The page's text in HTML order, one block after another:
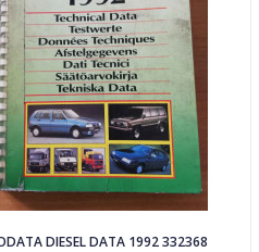
DIESEL DATA 1992 332368
Vista rapida